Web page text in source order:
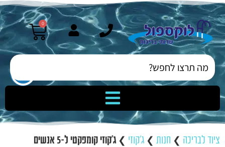
0
ציוד לבריכה ❯ חנות ❯ ג'קוזי ❯
ג'קוזי קומפקטי ל-5 אנשים